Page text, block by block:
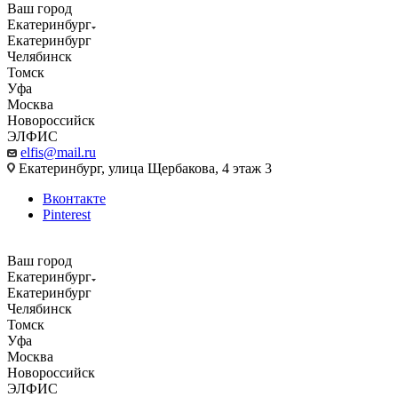
Ваш город
Екатеринбург
Екатеринбург
Челябинск
Томск
Уфа
Москва
Новороссийск
ЭЛФИС
elfis@mail.ru
Екатеринбург, улица Щербакова, 4 этаж 3
Вконтакте
Pinterest
Ваш город
Екатеринбург
Екатеринбург
Челябинск
Томск
Уфа
Москва
Новороссийск
ЭЛФИС